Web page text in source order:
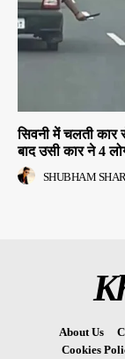
सिवनी में चलती कार
बाद उसी कार ने 4
SHUBHAM
About Us
Cookies